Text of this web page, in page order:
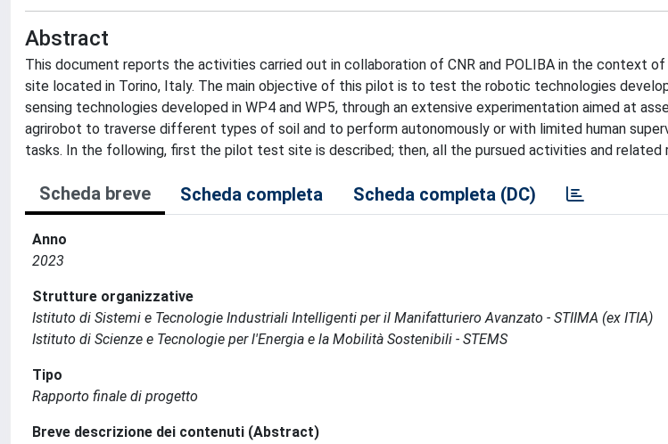
Abstract
This document reports the activities carried out in collaboration of CNR and POLIBA in the context of
site located in Torino, Italy. The main objective of this pilot is to test the robotic technologies
sensing technologies developed in WP4 and WP5, through an extensive experimentation aimed at
agrirobot to traverse different types of soil and to perform autonomously or with limited human
tasks. In the following, first the pilot test site is described; then, all the pursued activities and related
Scheda breve Scheda completa Scheda completa (DC)
Anno
2023
Strutture organizzative
Istituto di Sistemi e Tecnologie Industriali Intelligenti per il Manifatturiero Avanzato - STIIMA (ex ITIA)
Istituto di Scienze e Tecnologie per l'Energia e la Mobilità Sostenibili - STEMS
Tipo
Rapporto finale di progetto
Breve descrizione dei contenuti (Abstract)